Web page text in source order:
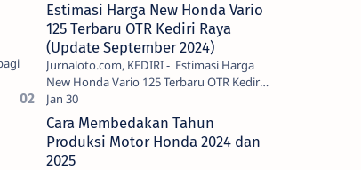
Estimasi Harga New Honda Vario
125 Terbaru OTR Kediri Raya
(Update September 2024)
Jurnaloto.com, KEDIRI - Estimasi Harga
New Honda Vario 125 Terbaru OTR Kediri
Raya (Update September 2024) Brosis
sekalian, PT Astra Honda Motor (AH…
Cara Membedakan Tahun
Produksi Motor Honda 2024 dan
2025